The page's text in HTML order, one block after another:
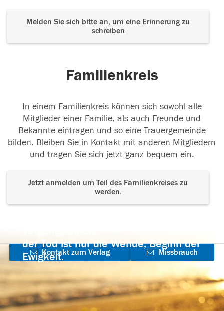
Melden Sie sich bitte an, um eine Erinnerung zu
schreiben
Familienkreis
In einem Familienkreis können sich sowohl alle
Mitglieder einer Familie, als auch Freunde und
Bekannte eintragen und so eine Trauergemeinde
bilden. Bleiben Sie in Kontakt mit anderen Mitgliedern
und tragen Sie sich jetzt ganz bequem ein.
Jetzt anmelden um Teil des Familienkreises zu
werden.
der Tod ist nur die Wende, Beginn der
Ewigkeit.
Kontakt zum Verlag
aufnehmen
Missbrauch